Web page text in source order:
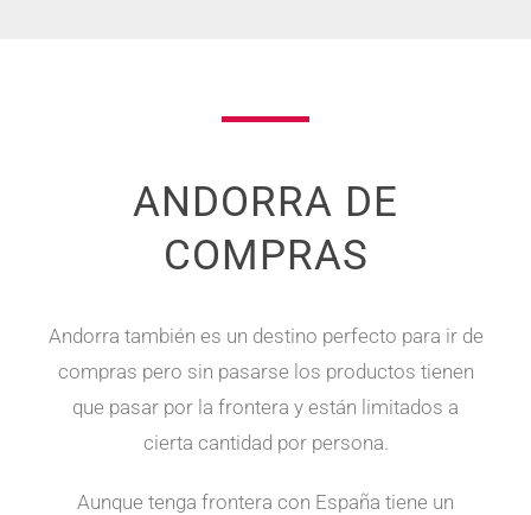
ANDORRA DE
COMPRAS
Andorra también es un destino perfecto para ir de
compras pero sin pasarse los productos tienen
que pasar por la frontera y están limitados a
cierta cantidad por persona.
Aunque tenga frontera con España tiene un